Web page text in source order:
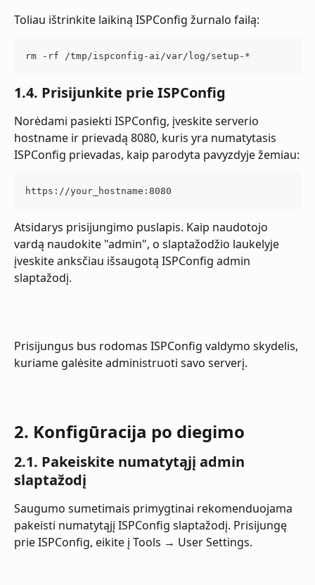
Toliau ištrinkite laikiną ISPConfig žurnalo failą:
rm -rf /tmp/ispconfig-ai/var/log/setup-*
1.4. Prisijunkite prie ISPConfig
Norėdami pasiekti ISPConfig, įveskite serverio
hostname ir prievadą 8080, kuris yra numatytasis
ISPConfig prievadas, kaip parodyta pavyzdyje žemiau:
https://your_hostname:8080
Atsidarys prisijungimo puslapis. Kaip naudotojo
vardą naudokite "admin", o slaptažodžio laukelyje
įveskite anksčiau išsaugotą ISPConfig admin
slaptažodį.
Prisijungus bus rodomas ISPConfig valdymo skydelis,
kuriame galėsite administruoti savo serverį.
2. Konfigūracija po diegimo
2.1. Pakeiskite numatytąjį admin
slaptažodį
Saugumo sumetimais primygtinai rekomenduojama
pakeisti numatytąjį ISPConfig slaptažodį. Prisijungę
prie ISPConfig, eikite į Tools → User Settings.